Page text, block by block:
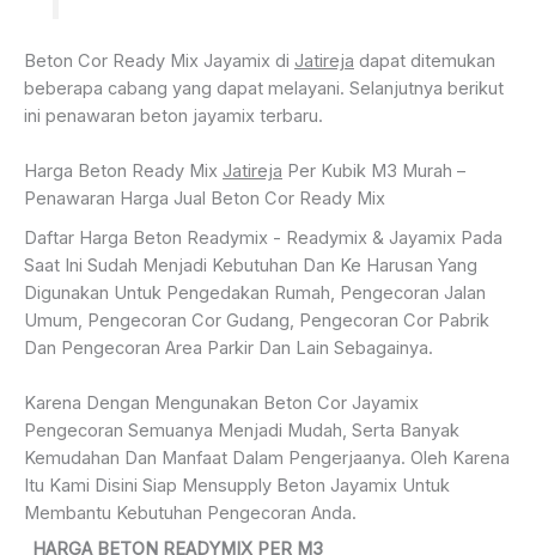
Beton Cor Ready Mix Jayamix di Jatireja dapat ditemukan
beberapa cabang yang dapat melayani. Selanjutnya berikut
ini penawaran beton jayamix terbaru.
Harga Beton Ready Mix Jatireja Per Kubik M3 Murah –
Penawaran Harga Jual Beton Cor Ready Mix
Daftar Harga Beton Readymix - Readymix & Jayamix Pada
Saat Ini Sudah Menjadi Kebutuhan Dan Ke Harusan Yang
Digunakan Untuk Pengedakan Rumah, Pengecoran Jalan
Umum, Pengecoran Cor Gudang, Pengecoran Cor Pabrik
Dan Pengecoran Area Parkir Dan Lain Sebagainya.
Karena Dengan Mengunakan Beton Cor Jayamix
Pengecoran Semuanya Menjadi Mudah, Serta Banyak
Kemudahan Dan Manfaat Dalam Pengerjaanya. Oleh Karena
Itu Kami Disini Siap Mensupply Beton Jayamix Untuk
Membantu Kebutuhan Pengecoran Anda.
HARGA BETON READYMIX PER M3